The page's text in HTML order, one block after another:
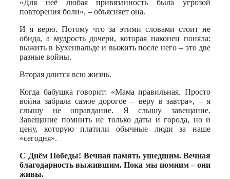
«Для неё любая привязанность была угрозой
повторения боли», – объясняет она.
И я верю. Потому что за этими словами стоит не
обида, а мудрость дочери, которая наконец поняла:
выжить в Бухенвальде и выжить после него – это две
разные войны.
Вторая длится всю жизнь.
Когда бабушка говорит: «Мама правильная. Просто
война забрала самое дорогое – веру в завтра», – я
слышу не оправдание. Я слышу завещание.
Завещание помнить не только даты и города, но и
цену, которую платили обычные люди за наше
«сегодня».
С Днём Победы! Вечная память ушедшим. Вечная
благодарность выжившим. Пока мы помним – они
живы.